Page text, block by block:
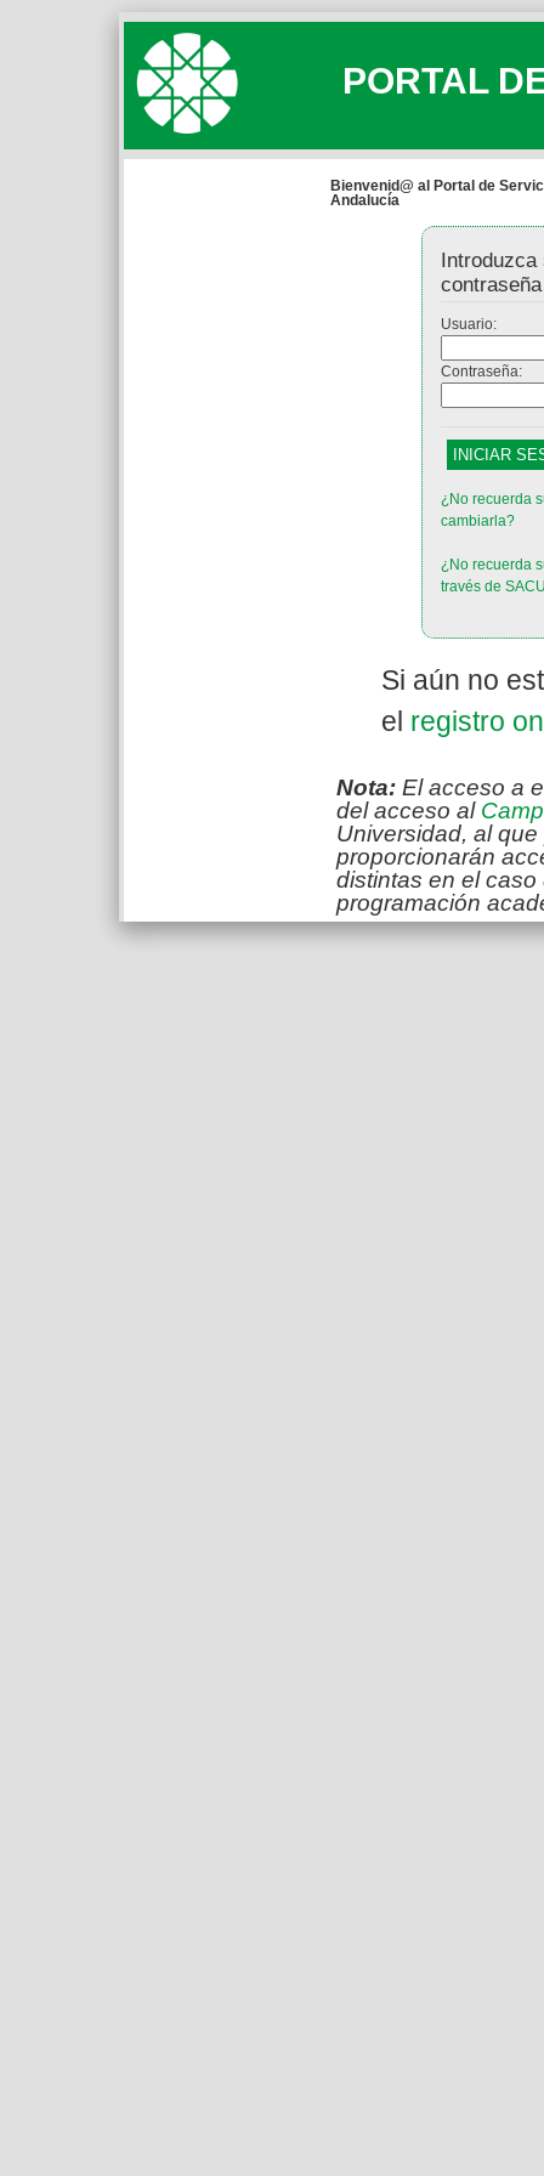
PORTAL
Bienvenid@ al Portal de
Andalucía
Introduzca
contraseña
Usuario:
Contraseña:
¿No recuerda
cambiarla?
¿No recuerda
través de
Si aún no
el registro
Nota: El acceso a
del acceso al
Universidad, al
proporcionarán
distintas en el
programación